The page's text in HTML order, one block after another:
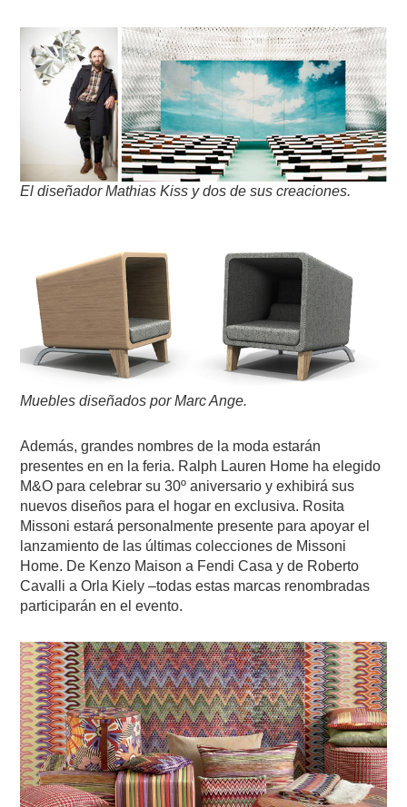
El diseñador Mathias Kiss y dos de sus creaciones.
Muebles diseñados por Marc Ange.
Además, grandes nombres de la moda estarán
presentes en en la feria. Ralph Lauren Home ha elegido
M&O para celebrar su 30º aniversario y exhibirá sus
nuevos diseños para el hogar en exclusiva. Rosita
Missoni estará personalmente presente para apoyar el
lanzamiento de las últimas colecciones de Missoni
Home. De Kenzo Maison a Fendi Casa y de Roberto
Cavalli a Orla Kiely –todas estas marcas renombradas
participarán en el evento.